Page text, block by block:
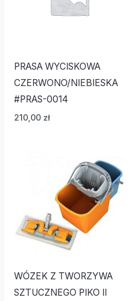
PRASA WYCISKOWA
CZERWONO/NIEBIESKA
#PRAS-0014
210,00 zł
WÓZEK Z TWORZYWA
SZTUCZNEGO PIKO II